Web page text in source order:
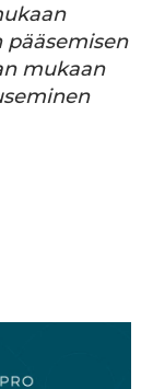
pääsemisen
mukaan